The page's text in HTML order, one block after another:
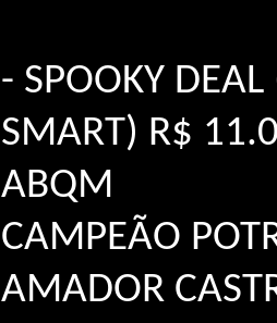
- SPOOKY
SMART) R$
ABQM
CAMPEÃO
AMADOR